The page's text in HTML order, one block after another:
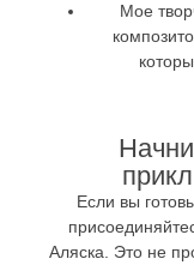
Мое
Если вы
Аляска. Это не